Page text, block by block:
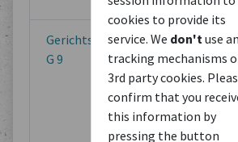
cookies to provide its
service. We don't use
tracking mechanisms
3rd party cookies.
confirm that you
this information by
pressing the button
Gerichtsarchiv
G 9
der mehrern
Stadtgericht,
Zivilgericht:
Verrechnungen.
September 22 -